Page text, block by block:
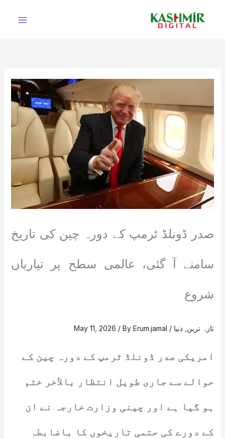
صدر ڈونلڈ ٹرمپ کے دورہ چین کی تاریخ
سامنے آ گئی، عالمی سطح پر تیاریاں
شروع
تازہ ترین دنیا /
May 11, 2026 / ByErum.jamal
امریکی صدر ڈونلڈ ٹرمپ کے دورہ چین کے
حوالے سے جاری طویل انتظار بالآخر ختم
ہو گیا ہے اور چینی وزارت خارجہ نے ان
کے دورے کی حتمی تاریخوں کا باضابطہ